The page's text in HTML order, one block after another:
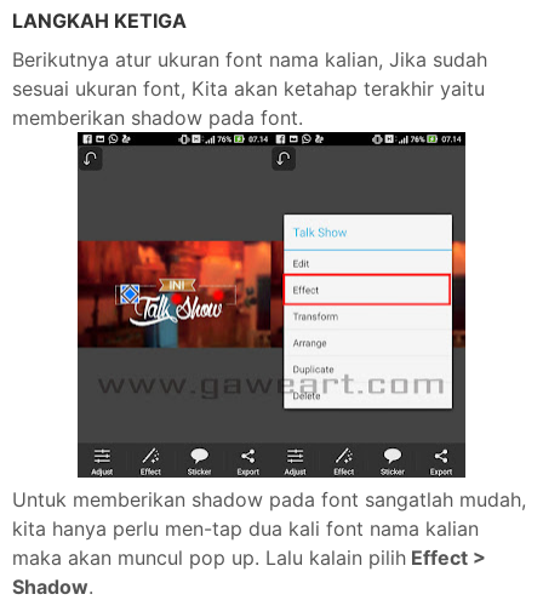
LANGKAH KETIGA
Berikutnya atur ukuran font nama kalian, Jika sudah
sesuai ukuran font, Kita akan ketahap terakhir yaitu
memberikan shadow pada font.
Untuk memberikan shadow pada font sangatlah mudah,
kita hanya perlu men-tap dua kali font nama kalian
maka akan muncul pop up. Lalu kalain pilih Effect >
Shadow.